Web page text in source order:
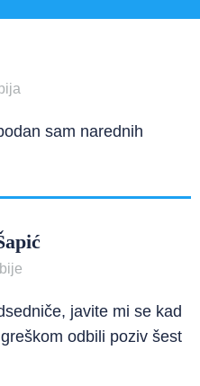
sam narednih
javite mi se kad
odbili poziv šest